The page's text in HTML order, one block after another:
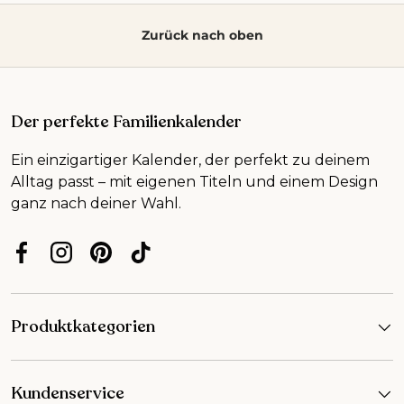
Zurück nach oben
Der perfekte Familienkalender
Ein einzigartiger Kalender, der perfekt zu deinem
Alltag passt – mit eigenen Titeln und einem Design
ganz nach deiner Wahl.
FacebookInstagram
PinterestTikTok
Produktkategorien
Kundenservice